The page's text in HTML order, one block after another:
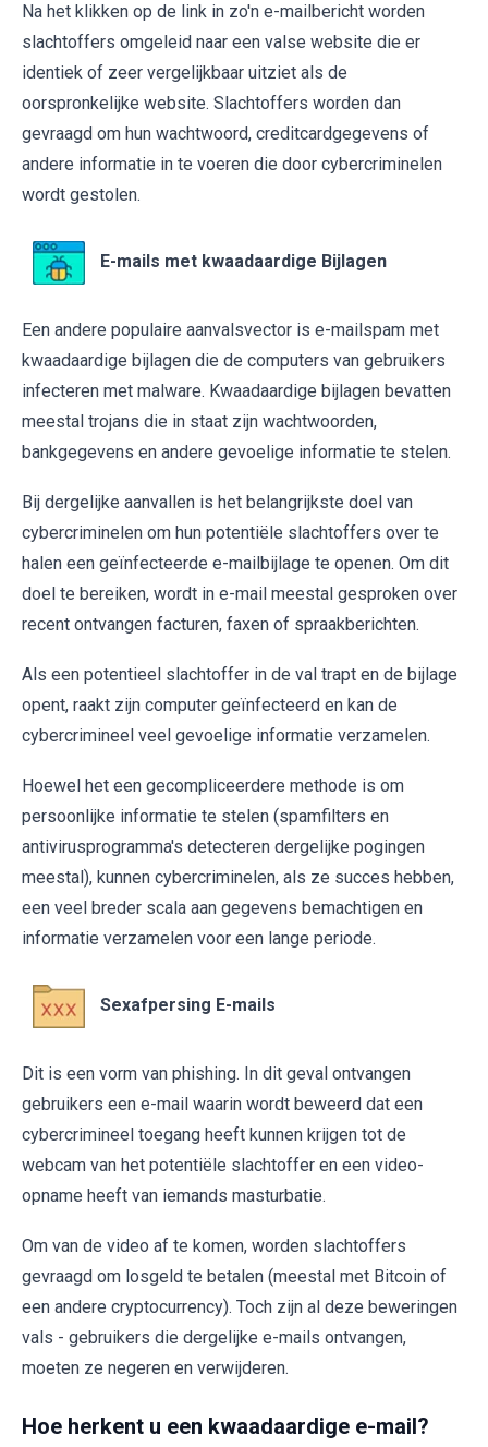
Na het klikken op de link in zo'n e-mailbericht worden
slachtoffers omgeleid naar een valse website die er
identiek of zeer vergelijkbaar uitziet als de
oorspronkelijke website. Slachtoffers worden dan
gevraagd om hun wachtwoord, creditcardgegevens of
andere informatie in te voeren die door cybercriminelen
wordt gestolen.
E-mails met kwaadaardige Bijlagen
Een andere populaire aanvalsvector is e-mailspam met
kwaadaardige bijlagen die de computers van gebruikers
infecteren met malware. Kwaadaardige bijlagen bevatten
meestal trojans die in staat zijn wachtwoorden,
bankgegevens en andere gevoelige informatie te stelen.
Bij dergelijke aanvallen is het belangrijkste doel van
cybercriminelen om hun potentiële slachtoffers over te
halen een geïnfecteerde e-mailbijlage te openen. Om dit
doel te bereiken, wordt in e-mail meestal gesproken over
recent ontvangen facturen, faxen of spraakberichten.
Als een potentieel slachtoffer in de val trapt en de bijlage
opent, raakt zijn computer geïnfecteerd en kan de
cybercrimineel veel gevoelige informatie verzamelen.
Hoewel het een gecompliceerdere methode is om
persoonlijke informatie te stelen (spamfilters en
antivirusprogramma's detecteren dergelijke pogingen
meestal), kunnen cybercriminelen, als ze succes hebben,
een veel breder scala aan gegevens bemachtigen en
informatie verzamelen voor een lange periode.
Sexafpersing E-mails
Dit is een vorm van phishing. In dit geval ontvangen
gebruikers een e-mail waarin wordt beweerd dat een
cybercrimineel toegang heeft kunnen krijgen tot de
webcam van het potentiële slachtoffer en een video-
opname heeft van iemands masturbatie.
Om van de video af te komen, worden slachtoffers
gevraagd om losgeld te betalen (meestal met Bitcoin of
een andere cryptocurrency). Toch zijn al deze beweringen
vals - gebruikers die dergelijke e-mails ontvangen,
moeten ze negeren en verwijderen.
Hoe herkent u een kwaadaardige e-mail?